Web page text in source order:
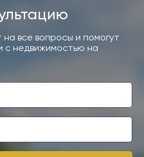
все вопросы и помогут
с недвижимостью на